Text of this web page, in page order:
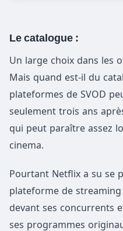
Le catalogue :
Un large choix dans les
Mais quand est-il du
plateformes de SVOD
seulement trois ans
qui peut paraître assez
cinema.
Pourtant Netflix a su se
plateforme de streaming
devant ses concurrents
ses programmes